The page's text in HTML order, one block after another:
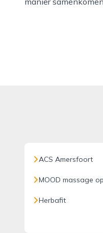
ACS Amersfoort
MOOD massage
Herbafit